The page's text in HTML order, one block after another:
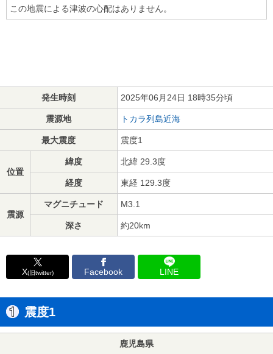
この地震による津波の心配はありません。
発生時刻 2025年06月24日 18時35分頃
震源地 トカラ列島近海
最大震度 震度1
位置
緯度 北緯 29.3度
経度 東経 129.3度
震源
マグニチュード M3.1
深さ 約20km
X(旧twitter) Facebook LINE
震度1
鹿児島県